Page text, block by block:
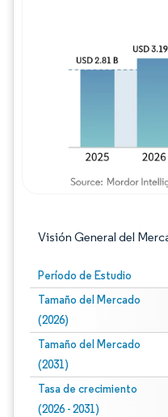
Visión General del
Período de Estudio
Tamaño del Mercado
(2026)
Tamaño del Mercado
(2031)
Tasa de crecimiento
(2026 - 2031)